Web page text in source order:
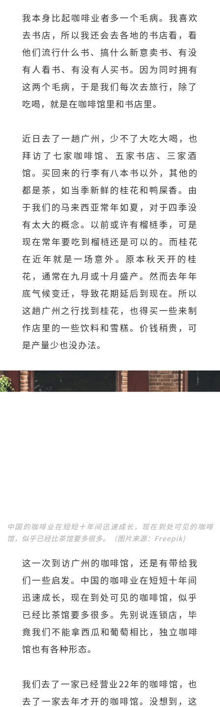
我本身比起咖啡业者多一个毛病。我喜欢
去书店， 所以我还会去各地的书店看，看
他们流行什么书、搞什么新意卖书、 有没
有人看书、有没有人买书。因为同时拥有
这两个毛病， 于是我们每次去旅行，除了
吃喝，就是在咖啡馆里和书店里。
近日去了一趟广州，少不了大吃大喝，也
拜访了七家咖啡馆、五家书 店、三家酒
馆。买回来的行李有八本书以外，其他的
都是茶，如当季新鲜的桂花和鸭屎香。由
于我们的马来西亚常年如夏， 对于四季没
有太大的概念。以前或许有榴梿季， 可是
现在常年要吃到榴梿还是可以的。而桂花
在近年就是一场意外。 原本秋天开的桂
花，通常在九月或十月盛产。 然而去年年
底气候变迁，导致花期延后到现在。 所以
这趟广州之行找到桂花， 也得买一些来制
作店里的一些饮料和雪糕。价钱稍贵， 可
是产量少也没办法。
中国的咖啡业在短短十年间迅速成长，现在到处可见的咖啡
馆，似乎已经比茶馆要多很多。（图片来源：Freepik)
这一次到访广州的咖啡馆，还是有带给我
们一些启发。 中国的咖啡业在短短十年间
迅速成长，现在到处可见的咖啡馆，似乎
已经比茶馆要多很多。先别说连锁店， 毕
竟我们不能拿西瓜和葡萄相比，独立咖啡
馆也有各种形态。
我们去了一家已经营业22年的咖啡馆，也
去了一家去年才开的咖啡馆。没想到，这